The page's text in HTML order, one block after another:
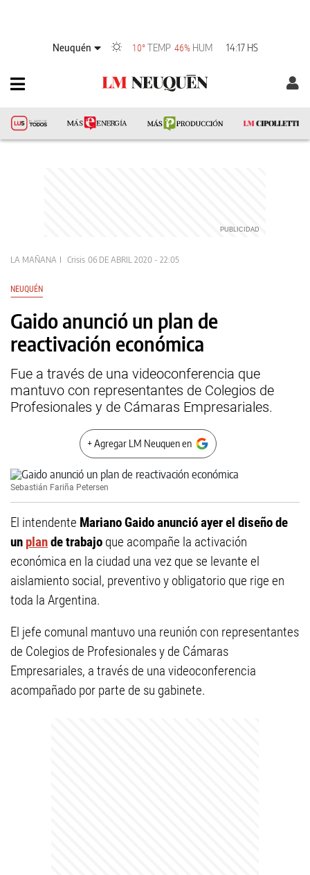
Neuquén 10° TEMP 46% HUM 14:17 HS
LA MAÑANA Crisis 06 DE ABRIL 2020 - 22:05
NEUQUÉN
Gaido anunció un plan de
reactivación económica
Fue a través de una videoconferencia que
mantuvo con representantes de Colegios de
Profesionales y de Cámaras Empresariales.
+ Agregar LM Neuquen en
Sebastián Fariña Petersen
El intendente Mariano Gaido anunció ayer el diseño de
un plande trabajo que acompañe la activación
económica en la ciudad una vez que se levante el
aislamiento social, preventivo y obligatorio que rige en
toda la Argentina.
El jefe comunal mantuvo una reunión con representantes
de Colegios de Profesionales y de Cámaras
Empresariales, a través de una videoconferencia
acompañado por parte de su gabinete.